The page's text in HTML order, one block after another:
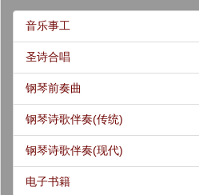
音乐事工
圣诗合唱
钢琴前奏曲
钢琴诗歌伴奏(传统)
钢琴诗歌伴奏(现代)
电子书籍